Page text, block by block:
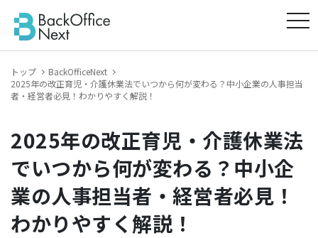
トップ
BackOfficeNext
2025年の改正育児・介護休業法でいつから何が変わる？中小企業の人事担当
者・経営者必見！わかりやすく解説！
2025年の改正育児・介護休業法
でいつから何が変わる？中小企
業の人事担当者・経営者必見！
わかりやすく解説！